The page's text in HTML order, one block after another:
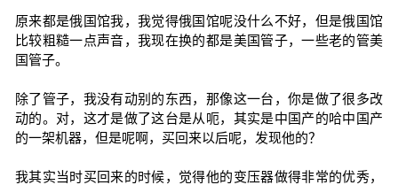
原来都是俄国馆我，我觉得俄国馆呢没什么不好，但是俄国馆
比较粗糙一点声音，我现在换的都是美国管子，一些老的管美
国管子。
除了管子，我没有动别的东西，那像这一台，你是做了很多改
动的。对，这才是做了这台是从呃，其实是中国产的哈中国产
的一架机器，但是呢啊，买回来以后呢，发现他的？
我其实当时买回来的时候，觉得他的变压器做得非常的优秀，